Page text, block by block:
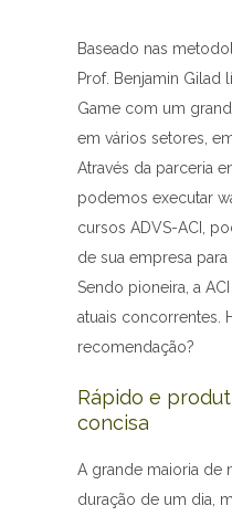
Baseado nas
Prof. Benjamin Gilad
Game com um
em vários setores,
Através da parceria
podemos executar
cursos ADVS-ACI,
de sua empresa
Sendo pioneira, a
atuais concorrentes.
recomendação?
Rápido e
concisa
A grande maioria de
duração de um dia,